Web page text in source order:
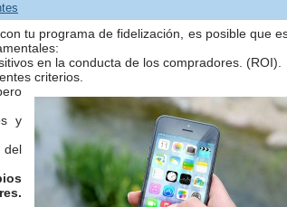
tu programa de fidelización, es posible que
en la conducta de los compradores. (ROI).
criterios.
y
del